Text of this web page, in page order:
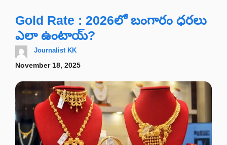
Gold Rate : 2026లో బంగారం ధరలు
ఎలా ఉంటాయ్?
Journalist KK
November 18, 2025